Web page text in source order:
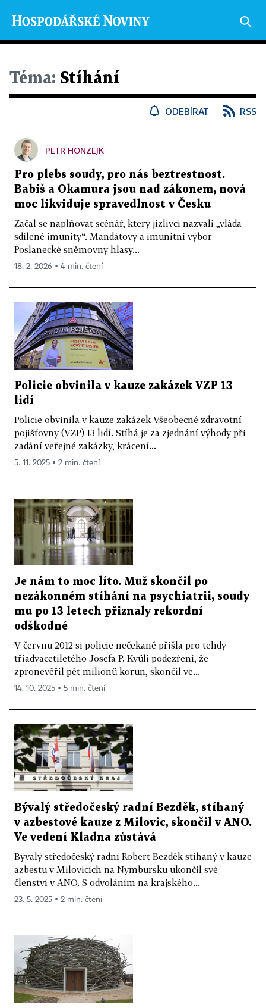
Téma: Stíhání
ODEBÍRAT RSS
PETR HONZEJK
Pro plebs soudy, pro nás beztrestnost.
Babiš a Okamura jsou nad zákonem, nová
moc likviduje spravedlnost v Česku
Začal se naplňovat scénář, který jízlivci nazvali „vláda
sdílené imunity“. Mandátový a imunitní výbor
Poslanecké sněmovny hlasy...
18. 2. 2026 ▪ 4 min. čtení
Policie obvinila v kauze zakázek VZP 13
lidí
Policie obvinila v kauze zakázek Všeobecné zdravotní
pojišťovny (VZP) 13 lidí. Stíhá je za zjednání výhody při
zadání veřejné zakázky, krácení...
5. 11. 2025 ▪ 2 min. čtení
Je nám to moc líto. Muž skončil po
nezákonném stíhání na psychiatrii, soudy
mu po 13 letech přiznaly rekordní
odškodné
V červnu 2012 si policie nečekaně přišla pro tehdy
třiadvacetiletého Josefa P. Kvůli podezření, že
zpronevěřil pět milionů korun, skončil ve...
14. 10. 2025 ▪ 5 min. čtení
Bývalý středočeský radní Bezděk, stíhaný
v azbestové kauze z Milovic, skončil v ANO.
Ve vedení Kladna zůstává
Bývalý středočeský radní Robert Bezděk stíhaný v kauze
azbestu v Milovicích na Nymbursku ukončil své
členství v ANO. S odvoláním na krajského...
23. 5. 2025 ▪ 2 min. čtení